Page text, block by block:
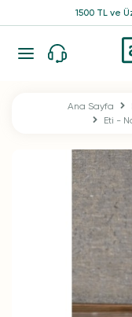
1500 TL ve
Ana Sayfa
Eti -